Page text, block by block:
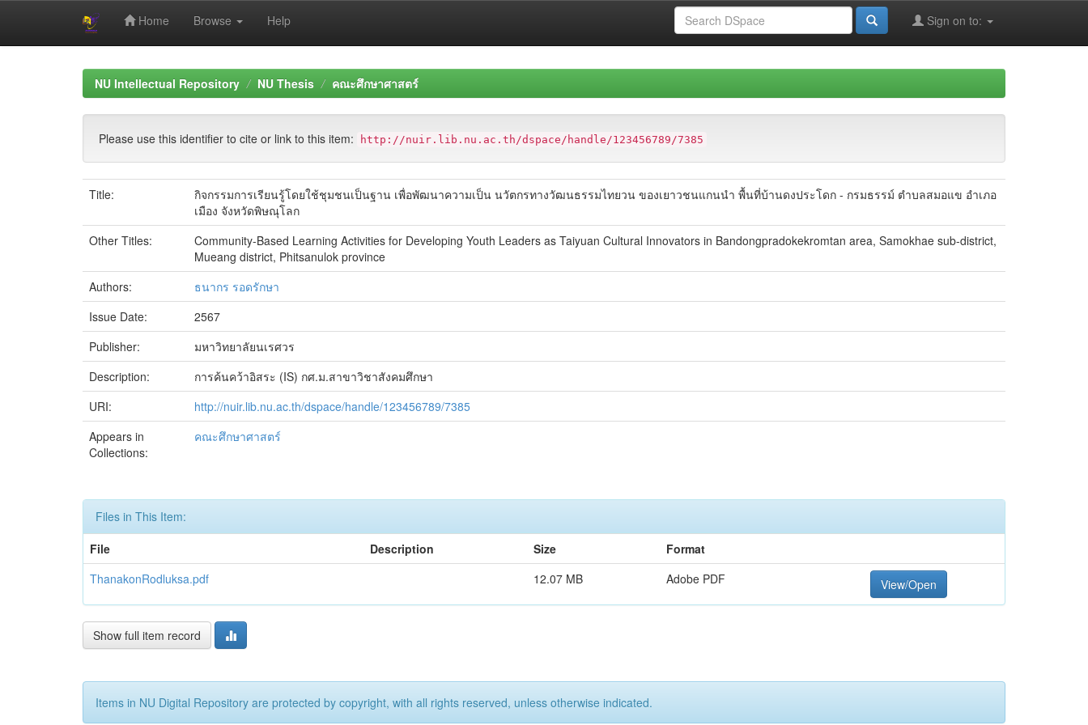
Home Browse Help Sign on to:
NU Intellectual Repository NU Thesis คณะศึกษาศาสตร์
Please use this identifier to cite or link to this item: http://nuir.lib.nu.ac.th/dspace/handle/123456789/7385
Title:
กิจกรรมการเรียนรู้โดยใช้ชุมชนเป็นฐาน เพื่อพัฒนาความเป็น นวัตกรทางวัฒนธรรมไทยวน ของเยาวชนแกนนํา พื้นที่บ้านดงประโดก - กรมธรรม์ ตําบลสมอแข อําเภอ
เมือง จังหวัดพิษณุโลก
Other Titles:
Community-Based Learning Activities for Developing Youth Leaders as Taiyuan Cultural Innovators in Bandongpradokekromtan area, Samokhae sub-district,
Mueang district, Phitsanulok province
Authors:
ธนากร รอดรักษา
Issue Date:
2567
Publisher:
มหาวิทยาลัยนเรศวร
Description:
การค้นคว้าอิสระ (IS) กศ.ม.สาขาวิชาสังคมศึกษา
URI:
http://nuir.lib.nu.ac.th/dspace/handle/123456789/7385
Appears in
Collections:
คณะศึกษาศาสตร์
Files in This Item:
File
Description Size
Format
ThanakonRodluksa.pdf
12.07 MB Adobe PDF View/Open
Show full item record
Items in NU Digital Repository are protected by copyright, with all rights reserved, unless otherwise indicated.